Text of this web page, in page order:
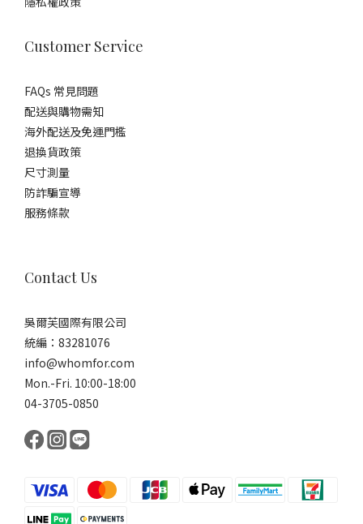
Customer Service
FAQs 常見問題
配送與購物需知
海外配送及免運門檻
退換貨政策
尺寸測量
防詐騙宣導
服務條款
Contact Us
吳爾芙國際有限公司
統編：83281076
info@whomfor.com
Mon.-Fri. 10:00-18:00
04-3705-0850